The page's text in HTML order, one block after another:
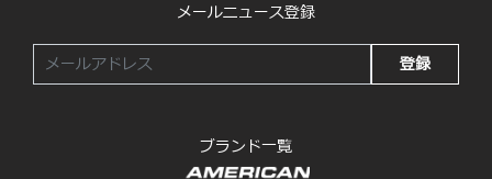
メールニュース登録
登録
ブランド一覧